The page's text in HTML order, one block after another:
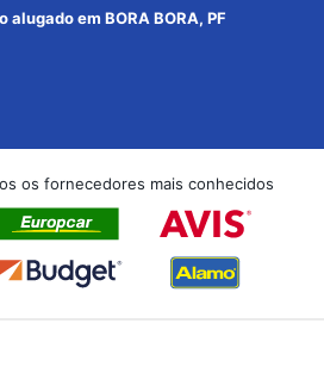
alugado em BORA BORA, PF
os fornecedores mais conhecidos